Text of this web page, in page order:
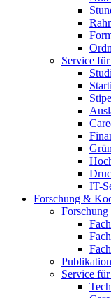
Service
IT-
Forschung &
Service